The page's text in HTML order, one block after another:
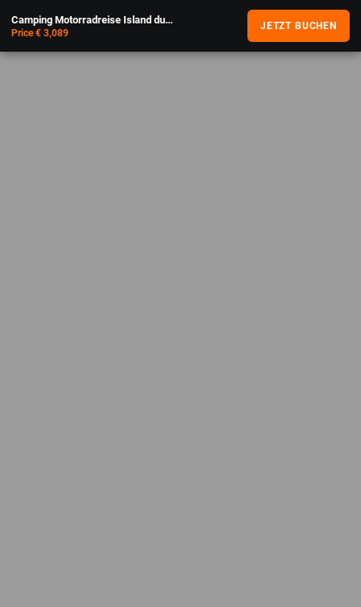
Camping Motorradreise Island durch die Westfjorde
Price € 3,089
JETZT BUCHEN